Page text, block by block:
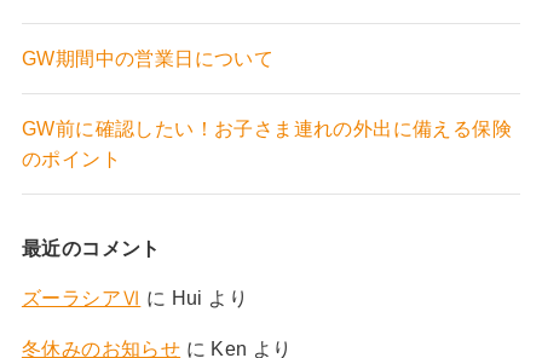
GW期間中の営業日について
GW前に確認したい！お子さま連れの外出に備える保険
のポイント
最近のコメント
ズーラシアⅥ に Hui より
冬休みのお知らせ に Ken より